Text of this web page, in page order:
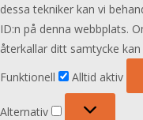
dessa tekniker kan vi
ID:n på denna webbplats.
återkallar ditt samtycke
Funktionell
Alltid aktiv
Alternativ